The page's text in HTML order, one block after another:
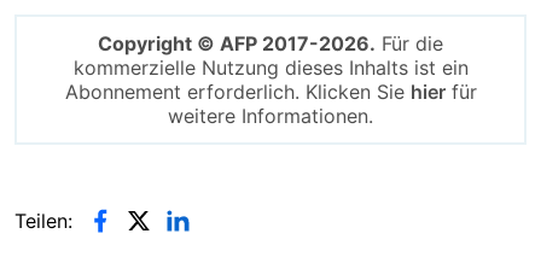
Copyright © AFP 2017-2026. Für die
kommerzielle Nutzung dieses Inhalts ist ein
Abonnement erforderlich. Klicken Sie hierfür
weitere Informationen.
Teilen: